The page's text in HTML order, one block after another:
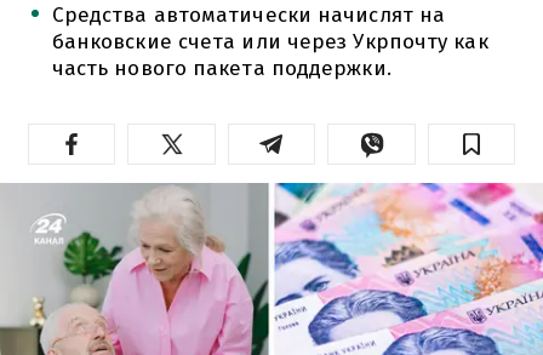
Средства автоматически начислят на
банковские счета или через Укрпочту как
часть нового пакета поддержки.